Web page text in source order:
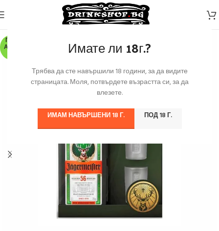
Имате ли 18г.?
Трябва да сте навършили 18 години, за да видите
страницата. Моля, потвърдете възрастта си, за да
влезете.
ИМАМ НАВЪРШЕНИ 18 Г. ПОД 18 Г.
ПО З
АЯВК